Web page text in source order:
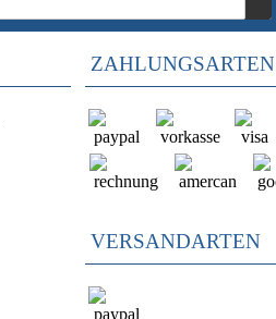
ZAHLUNGSARTEN
VERSANDARTEN